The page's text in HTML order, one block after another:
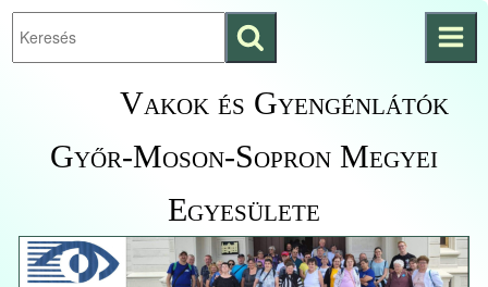
Ugrás a fő
KezdőlapraVakok és Gyengénlátók
Győr-Moson-Sopron Megyei
Egyesülete
Keresés
indítása